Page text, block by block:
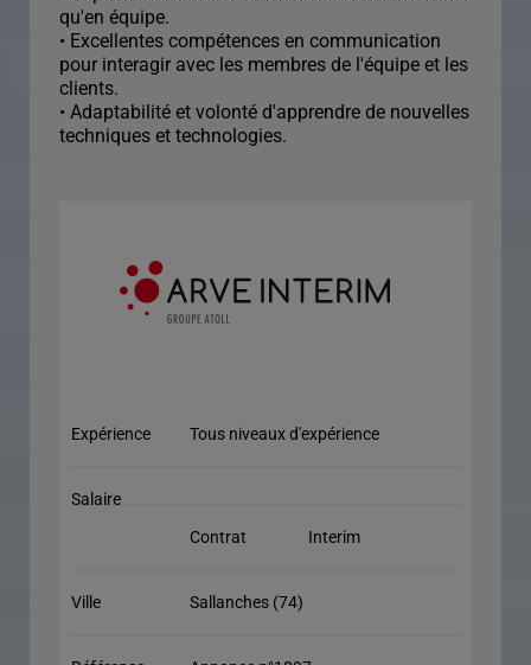
qu'en équipe.
• Excellentes compétences en communication
pour interagir avec les membres de l'équipe et les
clients.
• Adaptabilité et volonté d'apprendre de nouvelles
techniques et technologies.
Expérience Tous niveaux d'expérience
Salaire
Contrat
Interim
Ville Sallanches (74)